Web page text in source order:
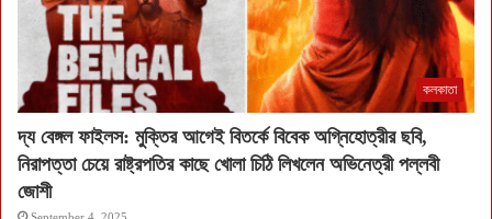
কলকাতা
দ্য বেঙ্গল ফাইলস: মুক্তির আগেই বিতর্কে বিবেক অগ্নিহোত্রীর ছবি,
নিরাপত্তা চেয়ে রাষ্ট্রপতির কাছে খোলা চিঠি লিখলেন অভিনেত্রী পল্লবী
জোশী